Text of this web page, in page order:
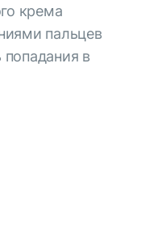
крема
пальцев
в